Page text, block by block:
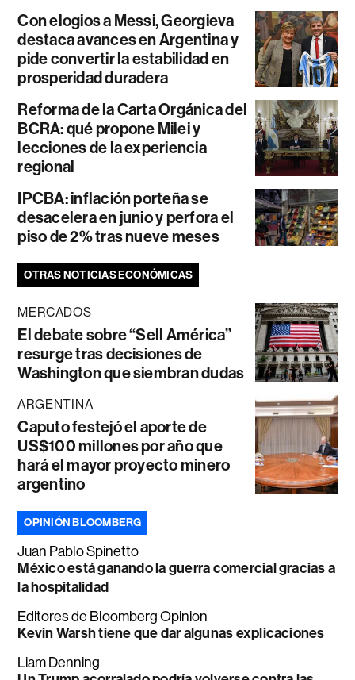
Con elogios a Messi, Georgieva
destaca avances en Argentina y
pide convertir la estabilidad en
prosperidad duradera
Reforma de la Carta Orgánica del
BCRA: qué propone Milei y
lecciones de la experiencia
regional
IPCBA: inflación porteña se
desacelera en junio y perfora el
piso de 2% tras nueve meses
OTRAS NOTICIAS ECONÓMICAS
MERCADOS
El debate sobre “Sell América”
resurge tras decisiones de
Washington que siembran dudas
ARGENTINA
Caputo festejó el aporte de
US$100 millones por año que
hará el mayor proyecto minero
argentino
OPINIÓN BLOOMBERG
Juan Pablo Spinetto
México está ganando la guerra comercial gracias a
la hospitalidad
Editores de Bloomberg Opinion
Kevin Warsh tiene que dar algunas explicaciones
Liam Denning